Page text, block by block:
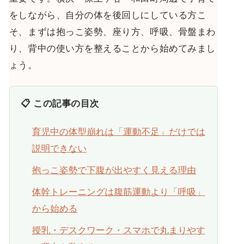
をしながら、自分の体を後回しにしている方こ
そ、まずは抱っこ姿勢、座り方、呼吸、骨盤まわ
り、背中の使い方を整えることから始めてみまし
ょう。
📋 この記事の目次
育児中の体型崩れは「運動不足」だけでは
説明できない
抱っこ姿勢で下腹が出やすく見える理由
体幹トレーニングは腹筋運動より「呼吸」
から始める
授乳・デスクワーク・スマホで丸まりやす